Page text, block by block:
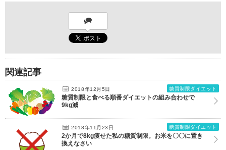
関連記事
2018年12月5日 糖質制限ダイエット
糖質制限と食べる順番ダイエットの組み合わせで
9kg減
2018年11月23日 糖質制限ダイエット
2か月で8kg痩せた私の糖質制限。お米を〇〇に置き
換えなさい